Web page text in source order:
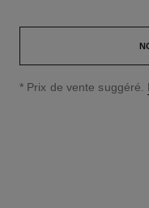
↩
* Prix de vente suggéré.